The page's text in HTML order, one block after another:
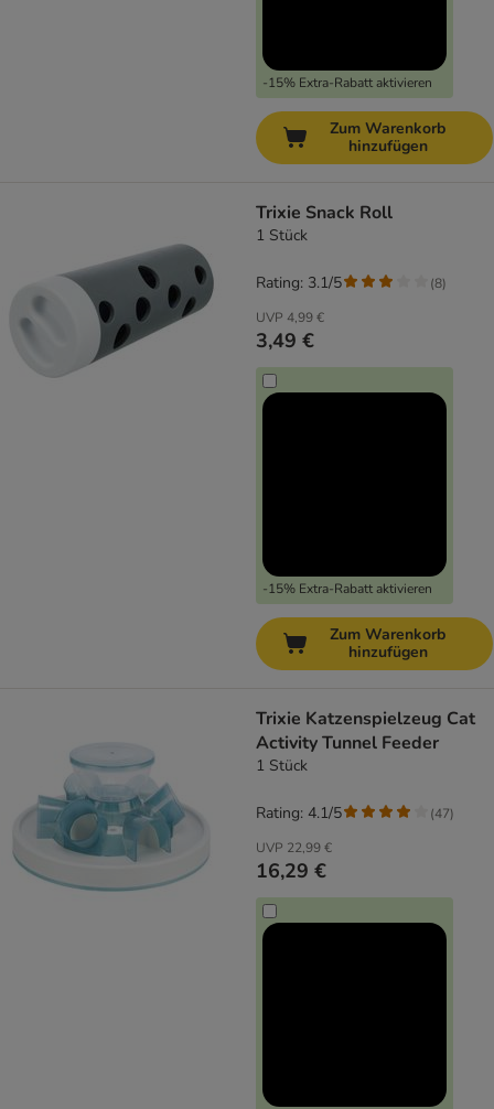
-15% Extra-Rabatt aktivieren
Zum Warenkorb
hinzufügen
Trixie Snack Roll
1 Stück
UVP 4,99 €
3,49 €
-15% Extra-Rabatt aktivieren
Rating: 3.1/5 (8)
Zum Warenkorb
hinzufügen
Trixie Katzenspielzeug Cat
Activity Tunnel Feeder
1 Stück
UVP 22,99 €
16,29 €
Rating: 4.1/5 (47)